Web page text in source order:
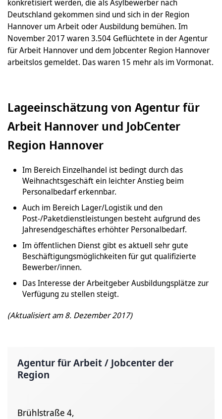
konkretisiert werden, die als Asylbewerber nach
Deutschland gekommen sind und sich in der Region
Hannover um Arbeit oder Ausbildung bemühen. Im
November 2017 waren 3.504 Geflüchtete in der Agentur
für Arbeit Hannover und dem Jobcenter Region Hannover
arbeitslos gemeldet. Das waren 15 mehr als im Vormonat.
Lageeinschätzung von Agentur für
Arbeit Hannover und JobCenter
Region Hannover
Im Bereich Einzelhandel ist bedingt durch das
Weihnachtsgeschäft ein leichter Anstieg beim
Personalbedarf erkennbar.
Auch im Bereich Lager/Logistik und den
Post-/Paketdienstleistungen besteht aufgrund des
Jahresendgeschäftes erhöhter Personalbedarf.
Im öffentlichen Dienst gibt es aktuell sehr gute
Beschäftigungsmöglichkeiten für gut qualifizierte
Bewerber/innen.
Das Interesse der Arbeitgeber Ausbildungsplätze zur
Verfügung zu stellen steigt.
(Aktualisiert am 8. Dezember 2017)
Agentur für Arbeit / Jobcenter der
Region
Brühlstraße 4,